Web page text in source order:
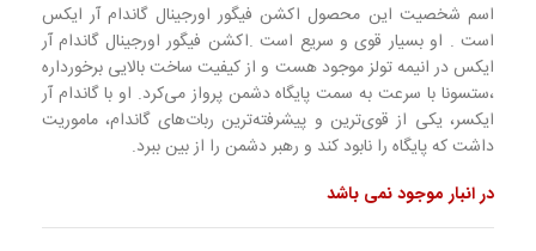
اسم شخصیت این محصول اکشن فیگور اورجینال گاندام آر ایکس
است . او بسیار قوی و سریع است .اکشن فیگور اورجینال گاندام آر
ایکس در انیمه تولز موجود هست و از کیفیت ساخت بالایی برخورداره
،ستسونا با سرعت به سمت پایگاه دشمن پرواز می‌کرد. او با گاندام آر
ایکسر، یکی از قوی‌ترین و پیشرفته‌ترین ربات‌های گاندام، ماموریت
داشت که پایگاه را نابود کند و رهبر دشمن را از بین ببرد.
در انبار موجود نمی باشد